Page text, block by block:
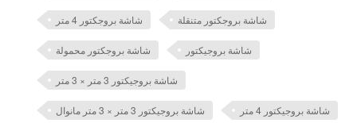
شاشة بروجكتور 4 متر شاشة بروجكتور متنقلة
شاشة بروجكتور محمولة شاشة بروجيكتور
شاشة بروجيكتور 3 متر × 3 متر
شاشة بروجيكتور 3 متر × 3 متر مانوال شاشة بروجيكتور 4 متر